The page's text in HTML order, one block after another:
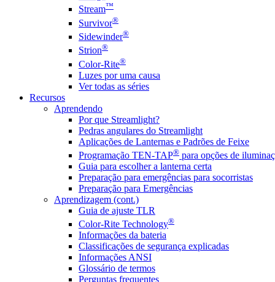
Stream™
Survivor®
Sidewinder®
Strion®
Color-Rite®
Luzes por uma causa
Ver todas as séries
Recursos
Aprendendo
Por que Streamlight?
Pedras angulares do Streamlight
Aplicações de Lanternas e Padrões de Feixe
Programação TEN-TAP® para opções de
Guia para escolher a lanterna certa
Preparação para emergências para socorristas
Preparação para Emergências
Aprendizagem (cont.)
Guia de ajuste TLR
Color-Rite Technology®
Informações da bateria
Classificações de segurança explicadas
Informações ANSI
Glossário de termos
Perguntas frequentes